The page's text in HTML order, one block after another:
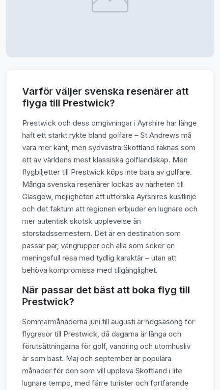
Varför väljer svenska resenärer att
flyga till Prestwick?
Prestwick och dess omgivningar i Ayrshire har länge
haft ett starkt rykte bland golfare – St Andrews må
vara mer känt, men sydvästra Skottland räknas som
ett av världens mest klassiska golflandskap. Men
flygbiljetter till Prestwick köps inte bara av golfare.
Många svenska resenärer lockas av närheten till
Glasgow, möjligheten att utforska Ayrshires kustlinje
och det faktum att regionen erbjuder en lugnare och
mer autentisk skotsk upplevelse än
storstadssemestern. Det är en destination som
passar par, vängrupper och alla som söker en
meningsfull resa med tydlig karaktär – utan att
behöva kompromissa med tillgänglighet.
När passar det bäst att boka flyg till
Prestwick?
Sommarmånaderna juni till augusti är högsäsong för
flygresor till Prestwick, då dagarna är långa och
förutsättningarna för golf, vandring och utomhusliv
är som bäst. Maj och september är populära
månader för den som vill uppleva Skottland i lite
lugnare tempo, med färre turister och fortfarande